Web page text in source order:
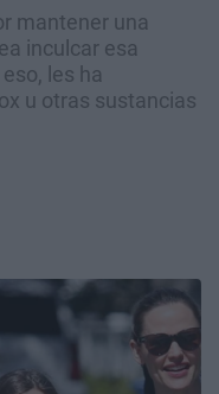
mantener una
inculcar esa
les ha
u otras sustancias